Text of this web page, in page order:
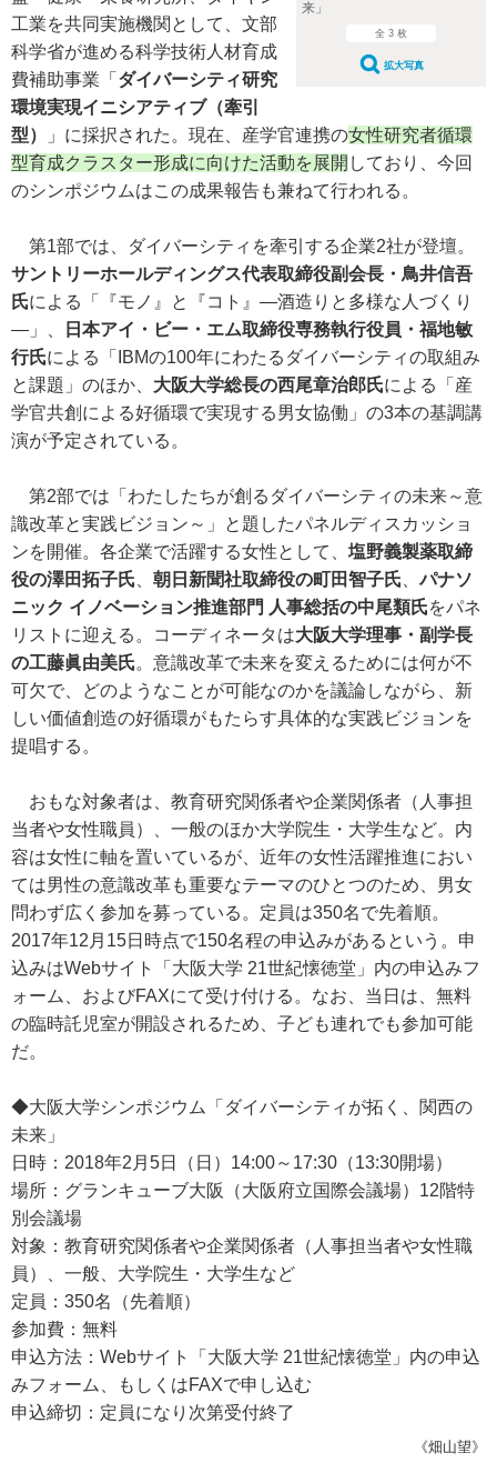
来」
全 3 枚
拡大写真
工業を共同実施機関として、文部
科学省が進める科学技術人材育成
費補助事業「 ダイバーシティ研究
環境実現イニシアティブ（牽引
型）
」に採択された。現在、産学官連携の女性研究者循環
型育成クラスター形成に向けた活動を展開 しており、今回
のシンポジウムはこの成果報告も兼ねて行われる。
第1部では、ダイバーシティを牽引する企業2社が登壇。
サントリーホールディングス代表取締役副会長・鳥井信吾
氏による「『モノ』と『コト』―酒造りと多様な人づくり
―」、
日本アイ・ビー・エム取締役専務執行役員・福地敏
行氏による「IBMの100年にわたるダイバーシティの取組み
と課題」のほか、 大阪大学総長の西尾章治郎氏による「産
学官共創による好循環で実現する男女協働」の3本の基調講
演が予定されている。
第2部では「わたしたちが創るダイバーシティの未来～意
識改革と実践ビジョン～」と題したパネルディスカッショ
ンを開催。各企業で活躍する女性として、 塩野義製薬取締
役の澤田拓子氏
朝日新聞社取締役の町田智子氏 、パナソ
ニック イノベーション推進部門 人事総括の中尾類氏をパネ
リストに迎える。コーディネータは大阪大学理事・副学長
の工藤眞由美氏。意識改革で未来を変えるためには何が不
可欠で、どのようなことが可能なのかを議論しながら、新
しい価値創造の好循環がもたらす具体的な実践ビジョンを
提唱する。
おもな対象者は、教育研究関係者や企業関係者（人事担
当者や女性職員）、一般のほか大学院生・大学生など。内
容は女性に軸を置いているが、近年の女性活躍推進におい
ては男性の意識改革も重要なテーマのひとつのため、男女
問わず広く参加を募っている。定員は350名で先着順。
2017年12月15日時点で150名程の申込みがあるという。申
込みはWebサイト「大阪大学 21世紀懐徳堂」内の申込みフ
ォーム、およびFAXにて受け付ける。なお、当日は、無料
の臨時託児室が開設されるため、子ども連れでも参加可能
だ。
◆大阪大学シンポジウム「ダイバーシティが拓く、関西の
未来」
日時：2018年2月5日（日）14:00～17:30（13:30開場）
場所：グランキューブ大阪（大阪府立国際会議場）12階特
別会議場
対象：教育研究関係者や企業関係者（人事担当者や女性職
員）、一般、大学院生・大学生など
定員：350名（先着順）
参加費：無料
申込方法：Webサイト「大阪大学 21世紀懐徳堂」内の申込
みフォーム、もしくはFAXで申し込む
申込締切：定員になり次第受付終了
《畑山望》